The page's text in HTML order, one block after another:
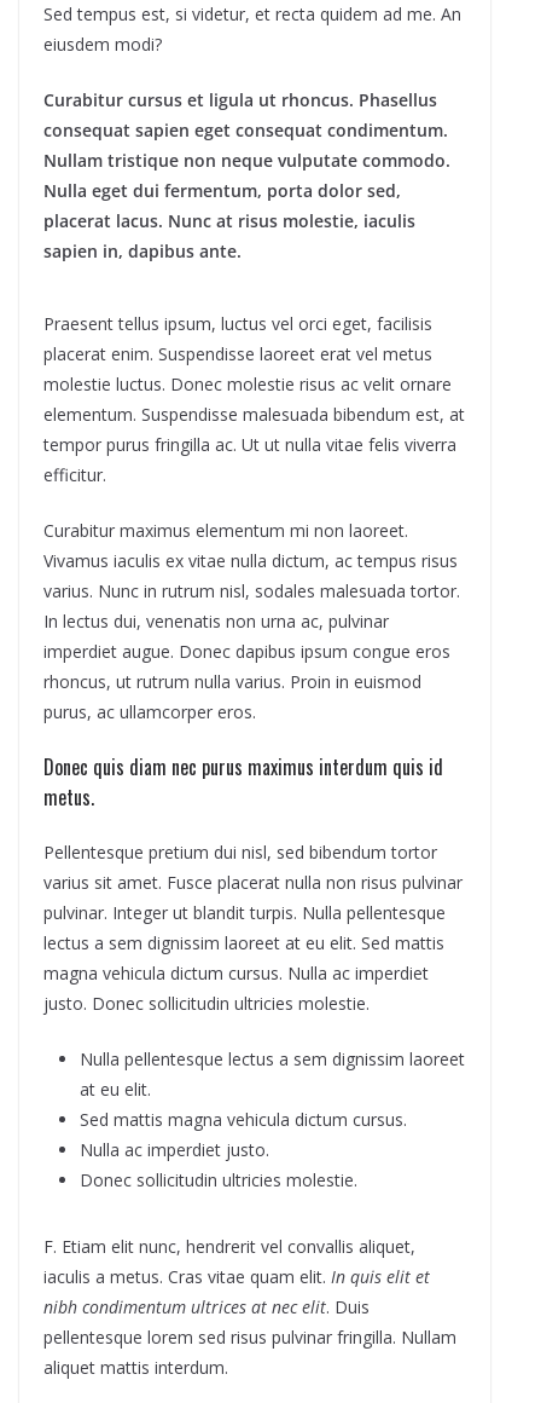
Sed tempus est, si videtur, et recta quidem ad me. An
eiusdem modi?
Curabitur cursus et ligula ut rhoncus. Phasellus
consequat sapien eget consequat condimentum.
Nullam tristique non neque vulputate commodo.
Nulla eget dui fermentum, porta dolor sed,
placerat lacus. Nunc at risus molestie, iaculis
sapien in, dapibus ante.
Praesent tellus ipsum, luctus vel orci eget, facilisis
placerat enim. Suspendisse laoreet erat vel metus
molestie luctus. Donec molestie risus ac velit ornare
elementum. Suspendisse malesuada bibendum est, at
tempor purus fringilla ac. Ut ut nulla vitae felis viverra
efficitur.
Curabitur maximus elementum mi non laoreet.
Vivamus iaculis ex vitae nulla dictum, ac tempus risus
varius. Nunc in rutrum nisl, sodales malesuada tortor.
In lectus dui, venenatis non urna ac, pulvinar
imperdiet augue. Donec dapibus ipsum congue eros
rhoncus, ut rutrum nulla varius. Proin in euismod
purus, ac ullamcorper eros.
Donec quis diam nec purus maximus interdum quis id
metus.
Pellentesque pretium dui nisl, sed bibendum tortor
varius sit amet. Fusce placerat nulla non risus pulvinar
pulvinar. Integer ut blandit turpis. Nulla pellentesque
lectus a sem dignissim laoreet at eu elit. Sed mattis
magna vehicula dictum cursus. Nulla ac imperdiet
justo. Donec sollicitudin ultricies molestie.
Nulla pellentesque lectus a sem dignissim laoreet
at eu elit.
Sed mattis magna vehicula dictum cursus.
Nulla ac imperdiet justo.
Donec sollicitudin ultricies molestie.
F. Etiam elit nunc, hendrerit vel convallis aliquet,
iaculis a metus. Cras vitae quam elit. In quis elit et
nibh condimentum ultrices at nec elit. Duis
pellentesque lorem sed risus pulvinar fringilla. Nullam
aliquet mattis interdum.